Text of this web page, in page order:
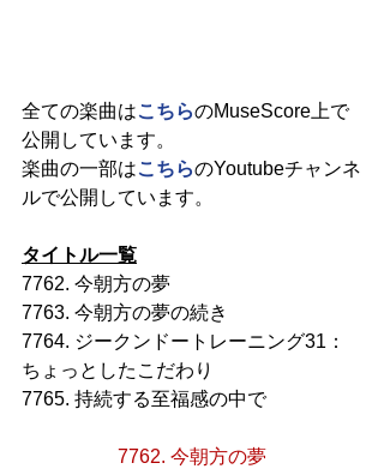
全ての楽曲はこちらのMuseScore上で
公開しています。
楽曲の一部はこちらのYoutubeチャンネ
ルで公開しています。
タイトル一覧
7762. 今朝方の夢
7763. 今朝方の夢の続き
7764. ジークンドートレーニング31：
ちょっとしたこだわり
7765. 持続する至福感の中で
7762. 今朝方の夢